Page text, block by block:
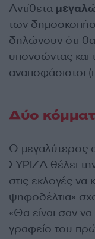
Αντίθετα
των
δηλώνουν ότι
υπονοώντας
αναποφάσιστοι
Δύο
Ο μεγαλύτερος
ΣΥΡΙΖΑ θέλει
στις εκλογές να
ψηφοδέλτια»
«Θα είναι σαν
γραφείο του